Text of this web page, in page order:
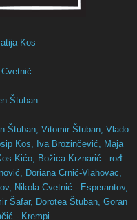
Kos
Štuban
Štuban, Vitomir Štuban, Vlado
Kos, Iva Brozinčević,
Maja
Kićo, Božica Krznarić - rođ.
Doriana Crnić-Vlahovac,
Nikola Cvetnić - Esperantov,
Šafar, Dorotea Štuban, Goran
- Krempi ...